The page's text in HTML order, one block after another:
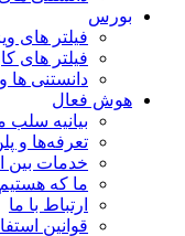
بورس
فیلتر های
فیلتر های
دانستنی ها
هوش فعال
بیانیه سلب
تعرفه‌ها و
خدمات بین
ما که
ارتباط با ما
قوانین